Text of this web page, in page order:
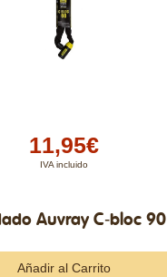
11,95€
IVA incluido
Auvray C-bloc 90